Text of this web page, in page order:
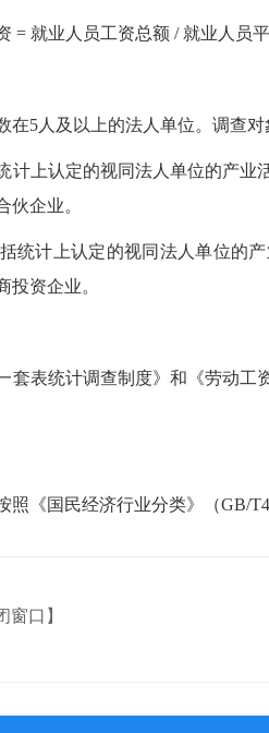
= 就业人员工资总额 / 就业人员
在5人及以上的法人单位。调查
计上认定的视同法人单位的产
伙企业。
统计上认定的视同法人单位的
投资企业。
套表统计调查制度》和《劳动
《国民经济行业分类》（GB/
窗口】